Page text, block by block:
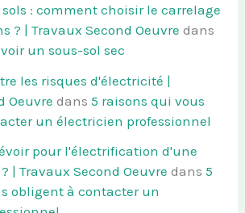
: comment choisir le carrelage
? | Travaux Second Oeuvre dans
un sous-sol sec
les risques d'électricité |
Oeuvre dans5 raisons qui vous
un électricien professionnel
pour l'électrification d'une
| Travaux Second Oeuvre dans5
obligent à contacter un